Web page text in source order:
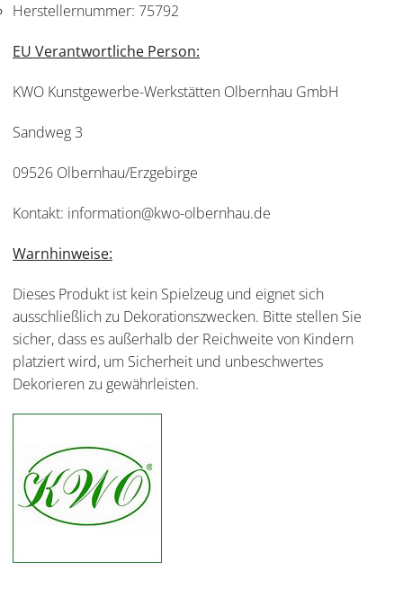
Herstellernummer: 75792
EU Verantwortliche Person:
KWO Kunstgewerbe-Werkstätten Olbernhau GmbH
Sandweg 3
09526 Olbernhau/Erzgebirge
Kontakt: information@kwo-olbernhau.de
Warnhinweise:
Dieses Produkt ist kein Spielzeug und eignet sich
ausschließlich zu Dekorationszwecken. Bitte stellen Sie
sicher, dass es außerhalb der Reichweite von Kindern
platziert wird, um Sicherheit und unbeschwertes
Dekorieren zu gewährleisten.